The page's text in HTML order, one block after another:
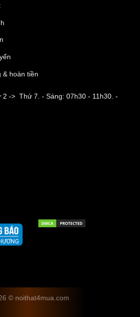
& hoàn tiền
2 -> Thứ 7. - Sáng: 07h30 - 11h30. -
© noithat4mua.com